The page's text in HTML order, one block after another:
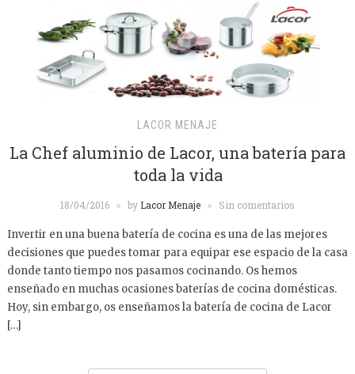
LACOR MENAJE
La Chef aluminio de Lacor, una batería para
toda la vida
18/04/2016 by Lacor Menaje Sin comentarios
Invertir en una buena batería de cocina es una de las mejores
decisiones que puedes tomar para equipar ese espacio de la casa
donde tanto tiempo nos pasamos cocinando. Os hemos
enseñado en muchas ocasiones baterías de cocina domésticas.
Hoy, sin embargo, os enseñamos la batería de cocina de Lacor
[…]